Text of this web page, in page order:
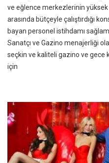
ve eğlence merkezlerinin yüksek
arasında bütçeyle çalıştırdığı
bayan personel istihdamı
Sanatçı ve Gazino menajerliği
seçkin ve kaliteli gazino ve gece
için